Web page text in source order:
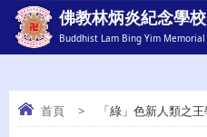
佛教林炳炎紀念學校
Buddhist Lam Bing Yim Memorial
首頁 > 「綠」色新人類之